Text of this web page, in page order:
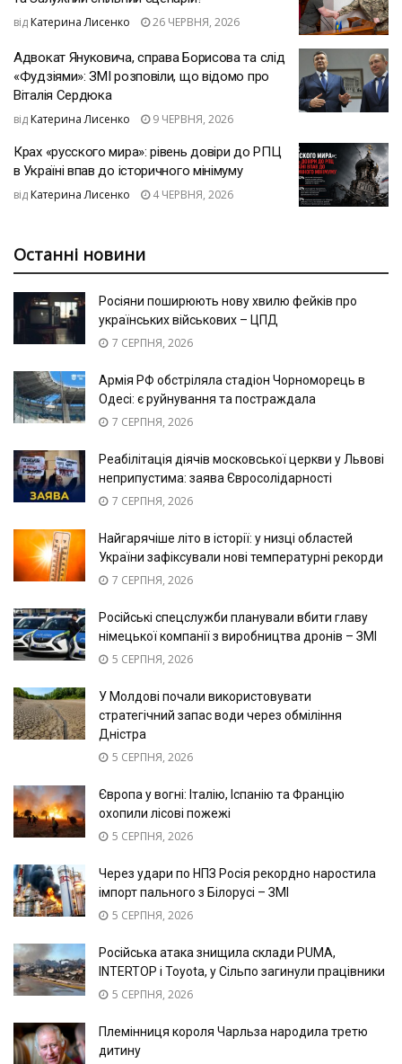
від Катерина Лисенко 26 ЧЕРВНЯ, 2026
Адвокат Януковича, справа Борисова та слід
«Фудзіями»: ЗМІ розповіли, що відомо про
Віталія Сердюка
від Катерина Лисенко 9 ЧЕРВНЯ, 2026
Крах «русского мира»: рівень довіри до РПЦ
в Україні впав до історичного мінімуму
від Катерина Лисенко 4 ЧЕРВНЯ, 2026
Останні новини
Росіяни поширюють нову хвилю фейків про
українських військових – ЦПД
7 СЕРПНЯ, 2026
Армія РФ обстріляла стадіон Чорноморець в
Одесі: є руйнування та постраждала
7 СЕРПНЯ, 2026
Реабілітація діячів московської церкви у Львові
неприпустима: заява Євросолідарності
7 СЕРПНЯ, 2026
Найгарячіше літо в історії: у низці областей
України зафіксували нові температурні рекорди
7 СЕРПНЯ, 2026
Російські спецслужби планували вбити главу
німецької компанії з виробництва дронів – ЗМІ
5 СЕРПНЯ, 2026
У Молдові почали використовувати
стратегічний запас води через обміління
Дністра
5 СЕРПНЯ, 2026
Європа у вогні: Італію, Іспанію та Францію
охопили лісові пожежі
5 СЕРПНЯ, 2026
Через удари по НПЗ Росія рекордно наростила
імпорт пального з Білорусі – ЗМІ
5 СЕРПНЯ, 2026
Російська атака знищила склади PUMA,
INTERTOP і Toyota, у Сільпо загинули працівники
5 СЕРПНЯ, 2026
Племінниця короля Чарльза народила третю
дитину